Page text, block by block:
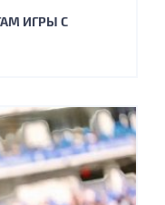
ИГРЫ С